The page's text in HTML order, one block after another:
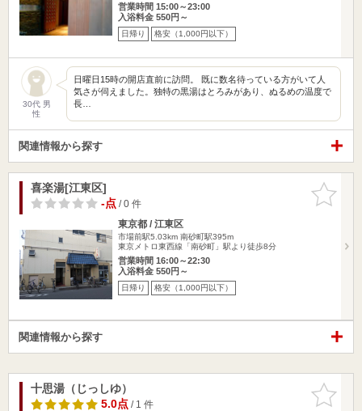
営業時間 15:00～23:00
入浴料金 550円～
日帰り 格安（1,000円以下）
30代 男
性
日曜日15時の開店直前に訪問。 既に数名待っている方がいて人
気さが伺えました。独特の黒湯はとろみがあり、ぬるめの温度で
長…
関連情報から探す
お気に入
りに追加
喜楽湯[江東区]
-点/ 0 件
東京都 / 江東区
市場前駅5.03km 南砂町駅395m
東京メトロ東西線「南砂町」駅より徒歩8分
営業時間 16:00～22:30
入浴料金 550円～
日帰り 格安（1,000円以下）
関連情報から探す
お気に入
りに追加
十思湯（じっしゆ）
5.0点/ 1 件